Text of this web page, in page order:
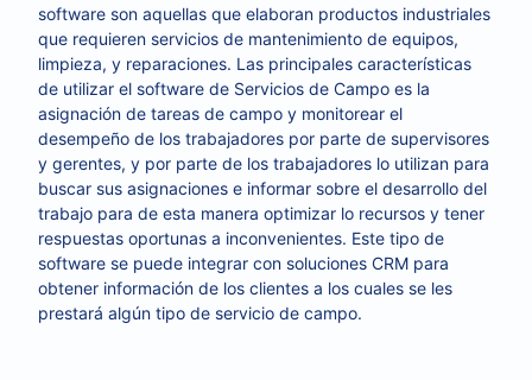
software son aquellas que elaboran productos industriales
que requieren servicios de mantenimiento de equipos,
limpieza, y reparaciones. Las principales características
de utilizar el software de Servicios de Campo es la
asignación de tareas de campo y monitorear el
desempeño de los trabajadores por parte de supervisores
y gerentes, y por parte de los trabajadores lo utilizan para
buscar sus asignaciones e informar sobre el desarrollo del
trabajo para de esta manera optimizar lo recursos y tener
respuestas oportunas a inconvenientes. Este tipo de
software se puede integrar con soluciones CRM para
obtener información de los clientes a los cuales se les
prestará algún tipo de servicio de campo.